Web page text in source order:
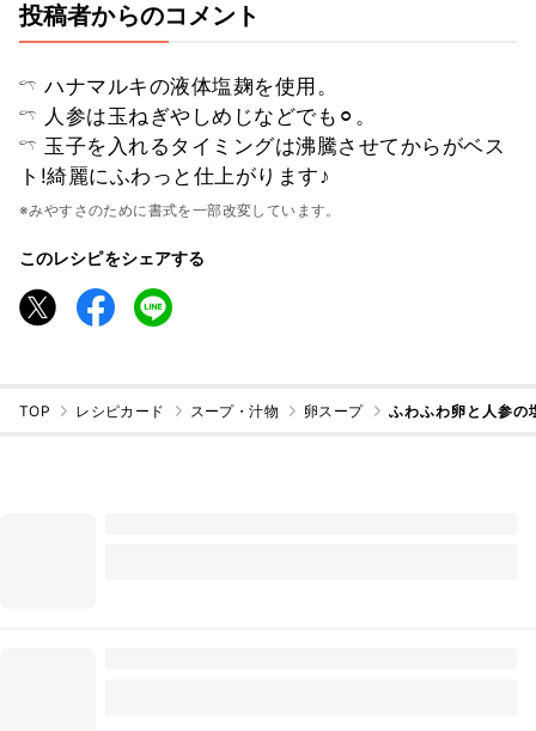
投稿者からのコメント
𓍼 ハナマルキの液体塩麹を使用。
𓍼 人参は玉ねぎやしめじなどでも⚪︎。
𓍼 玉子を入れるタイミングは沸騰させてからがベス
ト!綺麗にふわっと仕上がります♪
※みやすさのために書式を一部改変しています。
このレシピをシェアする
TOP レシピカード スープ・汁物 卵スープ ふわふわ卵と人参の